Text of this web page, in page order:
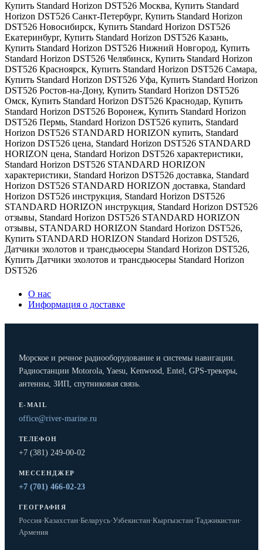
Купить Standard Horizon DST526 Москва, Купить Standard
Horizon DST526 Санкт-Петербург, Купить Standard Horizon
DST526 Новосибирск, Купить Standard Horizon DST526
Екатеринбург, Купить Standard Horizon DST526 Казань,
Купить Standard Horizon DST526 Нижний Новгород, Купить
Standard Horizon DST526 Челябинск, Купить Standard Horizon
DST526 Красноярск, Купить Standard Horizon DST526 Самара,
Купить Standard Horizon DST526 Уфа, Купить Standard Horizon
DST526 Ростов-на-Дону, Купить Standard Horizon DST526
Омск, Купить Standard Horizon DST526 Краснодар, Купить
Standard Horizon DST526 Воронеж, Купить Standard Horizon
DST526 Пермь, Standard Horizon DST526 купить, Standard
Horizon DST526 STANDARD HORIZON купить, Standard
Horizon DST526 цена, Standard Horizon DST526 STANDARD
HORIZON цена, Standard Horizon DST526 характеристики,
Standard Horizon DST526 STANDARD HORIZON
характеристики, Standard Horizon DST526 доставка, Standard
Horizon DST526 STANDARD HORIZON доставка, Standard
Horizon DST526 инструкция, Standard Horizon DST526
STANDARD HORIZON инструкция, Standard Horizon DST526
отзывы, Standard Horizon DST526 STANDARD HORIZON
отзывы, STANDARD HORIZON Standard Horizon DST526,
Купить STANDARD HORIZON Standard Horizon DST526,
Датчики эхолотов и трансдьюсеры Standard Horizon DST526,
Купить Датчики эхолотов и трансдьюсеры Standard Horizon
DST526
О нас
Информация о доставке
Морское и речное радиооборудование и системы навигации.
Радиостанции Motorola, Yaesu, Kenwood, Entel, GPS-трекеры,
антенны, ЗИП, спутниковая связь.
E-MAIL
office@river-marine.ru
ТЕЛЕФОН
+7 (381) 249-00-02
МЕССЕНДЖЕР
+7 (701) 466-02-23
ГЕОГРАФИЯ
Россия·Казахстан·Беларусь·Узбекистан·Кыргызстан·Таджикистан·
Армения